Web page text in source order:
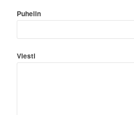
Puhelin
Viesti